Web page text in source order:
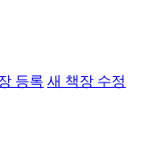
등록 새 책장 수정